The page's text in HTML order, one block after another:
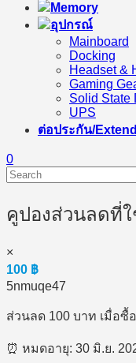
Memory
อุปกรณ์
Mainboard
Docking
Headset &
Gaming
Solid State
UPS
ต่อประกัน/
0
คูปองส่วนลดที่ใ
×
100 ฿
5nmuqe47
ส่วนลด 100 บาท เมื่อซื้
⏰ หมดอายุ: 30 มิ.ย.